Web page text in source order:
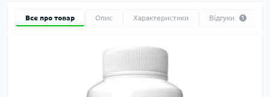
Все про товар Опис Характеристики Відгуки 1